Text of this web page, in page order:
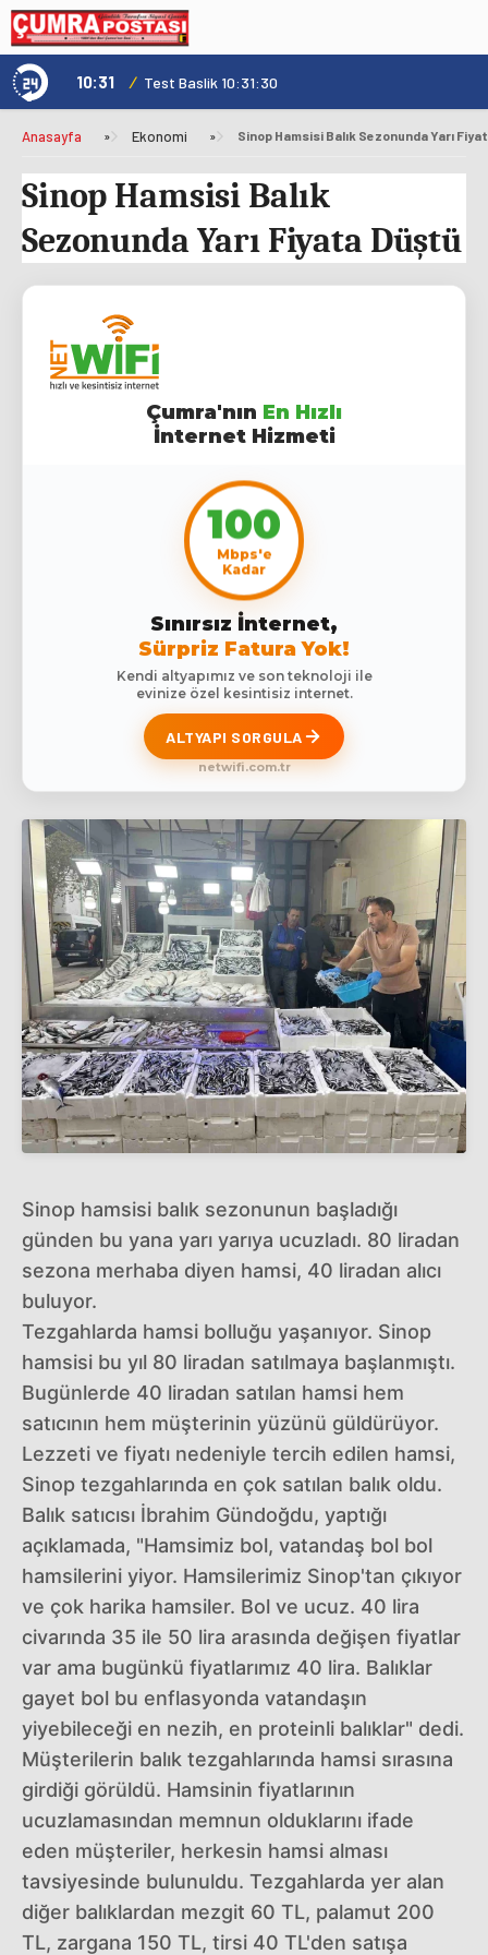
Genç Kültür Kart ile Konya'da Üniversite Yaşamı Daha Avantajlı 10:31 / Test Baslik 10:31:30
Anasayfa » Ekonomi » Sinop Hamsisi Balık Sezonunda Yarı
Sinop Hamsisi Balık
Sezonunda Yarı Fiyata Düştü
Çumra'nın En Hızlı
İnternet Hizmeti
100
Mbps'e
Kadar
Sınırsız İnternet,
Sürpriz Fatura Yok!
Kendi altyapımız ve son teknoloji ile
evinize özel kesintisiz internet.
ALTYAPI SORGULA
netwifi.com.tr
Sinop hamsisi balık sezonunun başladığı
günden bu yana yarı yarıya ucuzladı. 80 liradan
sezona merhaba diyen hamsi, 40 liradan alıcı
buluyor.
Tezgahlarda hamsi bolluğu yaşanıyor. Sinop
hamsisi bu yıl 80 liradan satılmaya başlanmıştı.
Bugünlerde 40 liradan satılan hamsi hem
satıcının hem müşterinin yüzünü güldürüyor.
Lezzeti ve fiyatı nedeniyle tercih edilen hamsi,
Sinop tezgahlarında en çok satılan balık oldu.
Balık satıcısı İbrahim Gündoğdu, yaptığı
açıklamada, "Hamsimiz bol, vatandaş bol bol
hamsilerini yiyor. Hamsilerimiz Sinop'tan çıkıyor
ve çok harika hamsiler. Bol ve ucuz. 40 lira
civarında 35 ile 50 lira arasında değişen fiyatlar
var ama bugünkü fiyatlarımız 40 lira. Balıklar
gayet bol bu enflasyonda vatandaşın
yiyebileceği en nezih, en proteinli balıklar" dedi.
Müşterilerin balık tezgahlarında hamsi sırasına
girdiği görüldü. Hamsinin fiyatlarının
ucuzlamasından memnun olduklarını ifade
eden müşteriler, herkesin hamsi alması
tavsiyesinde bulunuldu. Tezgahlarda yer alan
diğer balıklardan mezgit 60 TL, palamut 200
TL, zargana 150 TL, tirsi 40 TL'den satışa